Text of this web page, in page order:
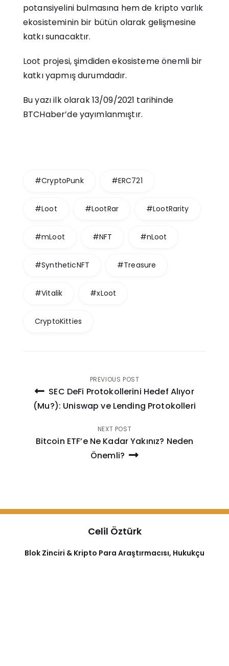
potansiyelini bulmasına hem de kripto varlık
ekosisteminin bir bütün olarak gelişmesine
katkı sunacaktır.
Loot projesi, şimdiden ekosisteme önemli bir
katkı yapmış durumdadır.
Bu yazı ilk olarak 13/09/2021 tarihinde
BTCHaber’de yayımlanmıştır.
#CryptoPunk #ERC721
#Loot #LootRar #LootRarity
#mLoot #NFT #nLoot
#SyntheticNFT #Treasure
#Vitalik #xLoot
CryptoKitties
Post
navigation
PREVIOUS POST
SEC DeFi Protokollerini Hedef Alıyor
(Mu?): Uniswap ve Lending Protokolleri
NEXT POST
Bitcoin ETF’e Ne Kadar Yakınız? Neden
Önemli?
Celil Öztürk
Blok Zinciri & Kripto Para Araştırmacısı, Hukukçu